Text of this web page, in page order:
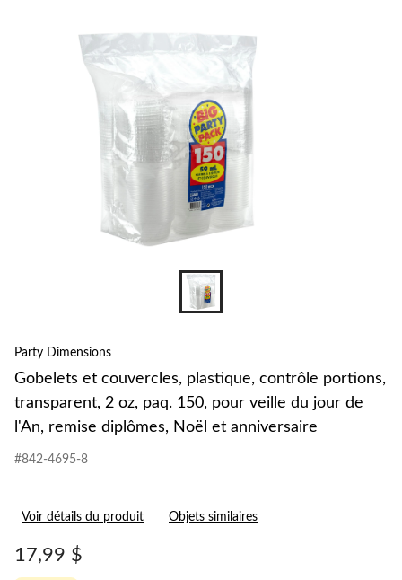
Party Dimensions
Gobelets et couvercles, plastique, contrôle portions,
transparent, 2 oz, paq. 150, pour veille du jour de
l'An, remise diplômes, Noël et anniversaire
#842-4695-8
Voir détails du produit Objets similaires
17,99 $